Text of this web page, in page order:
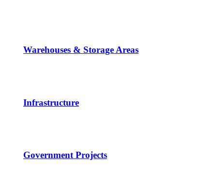
Warehouses & Storage Areas
Infrastructure
Government Projects